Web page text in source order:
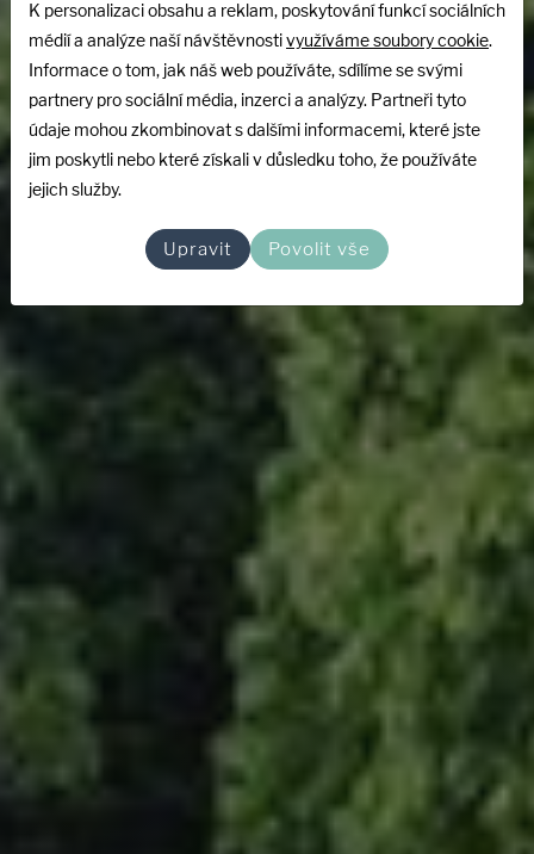
Certifikované domovní čistírny odpadních
vod – dodání do Karlových Varů a okolí.
Ekologické a úsporné řešení pro váš dům či
chatu. Kompletní realizace na klíč přímo od
specialistů.
Nezávazná nabídka pro Karlovy Vary
K personalizaci obsahu a reklam, poskytování funkcí sociálních
médií a analýze naší návštěvnostivyužíváme soubory cookie.
Informace o tom, jak náš web používáte, sdílíme se svými
partnery pro sociální média, inzerci a analýzy. Partneři tyto
údaje mohou zkombinovat s dalšími informacemi, které jste
jim poskytli nebo které získali v důsledku toho, že používáte
jejich služby.
Upravit Povolit vše